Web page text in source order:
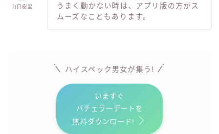
山口樹里
うまく動かない時は、アプリ版の方がス
ムーズなこともあります。
ハイスペック男女が集う!
いますぐ
バチェラーデートを
無料ダウンロード!